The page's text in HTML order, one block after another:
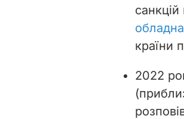
санкцій
країни
2022